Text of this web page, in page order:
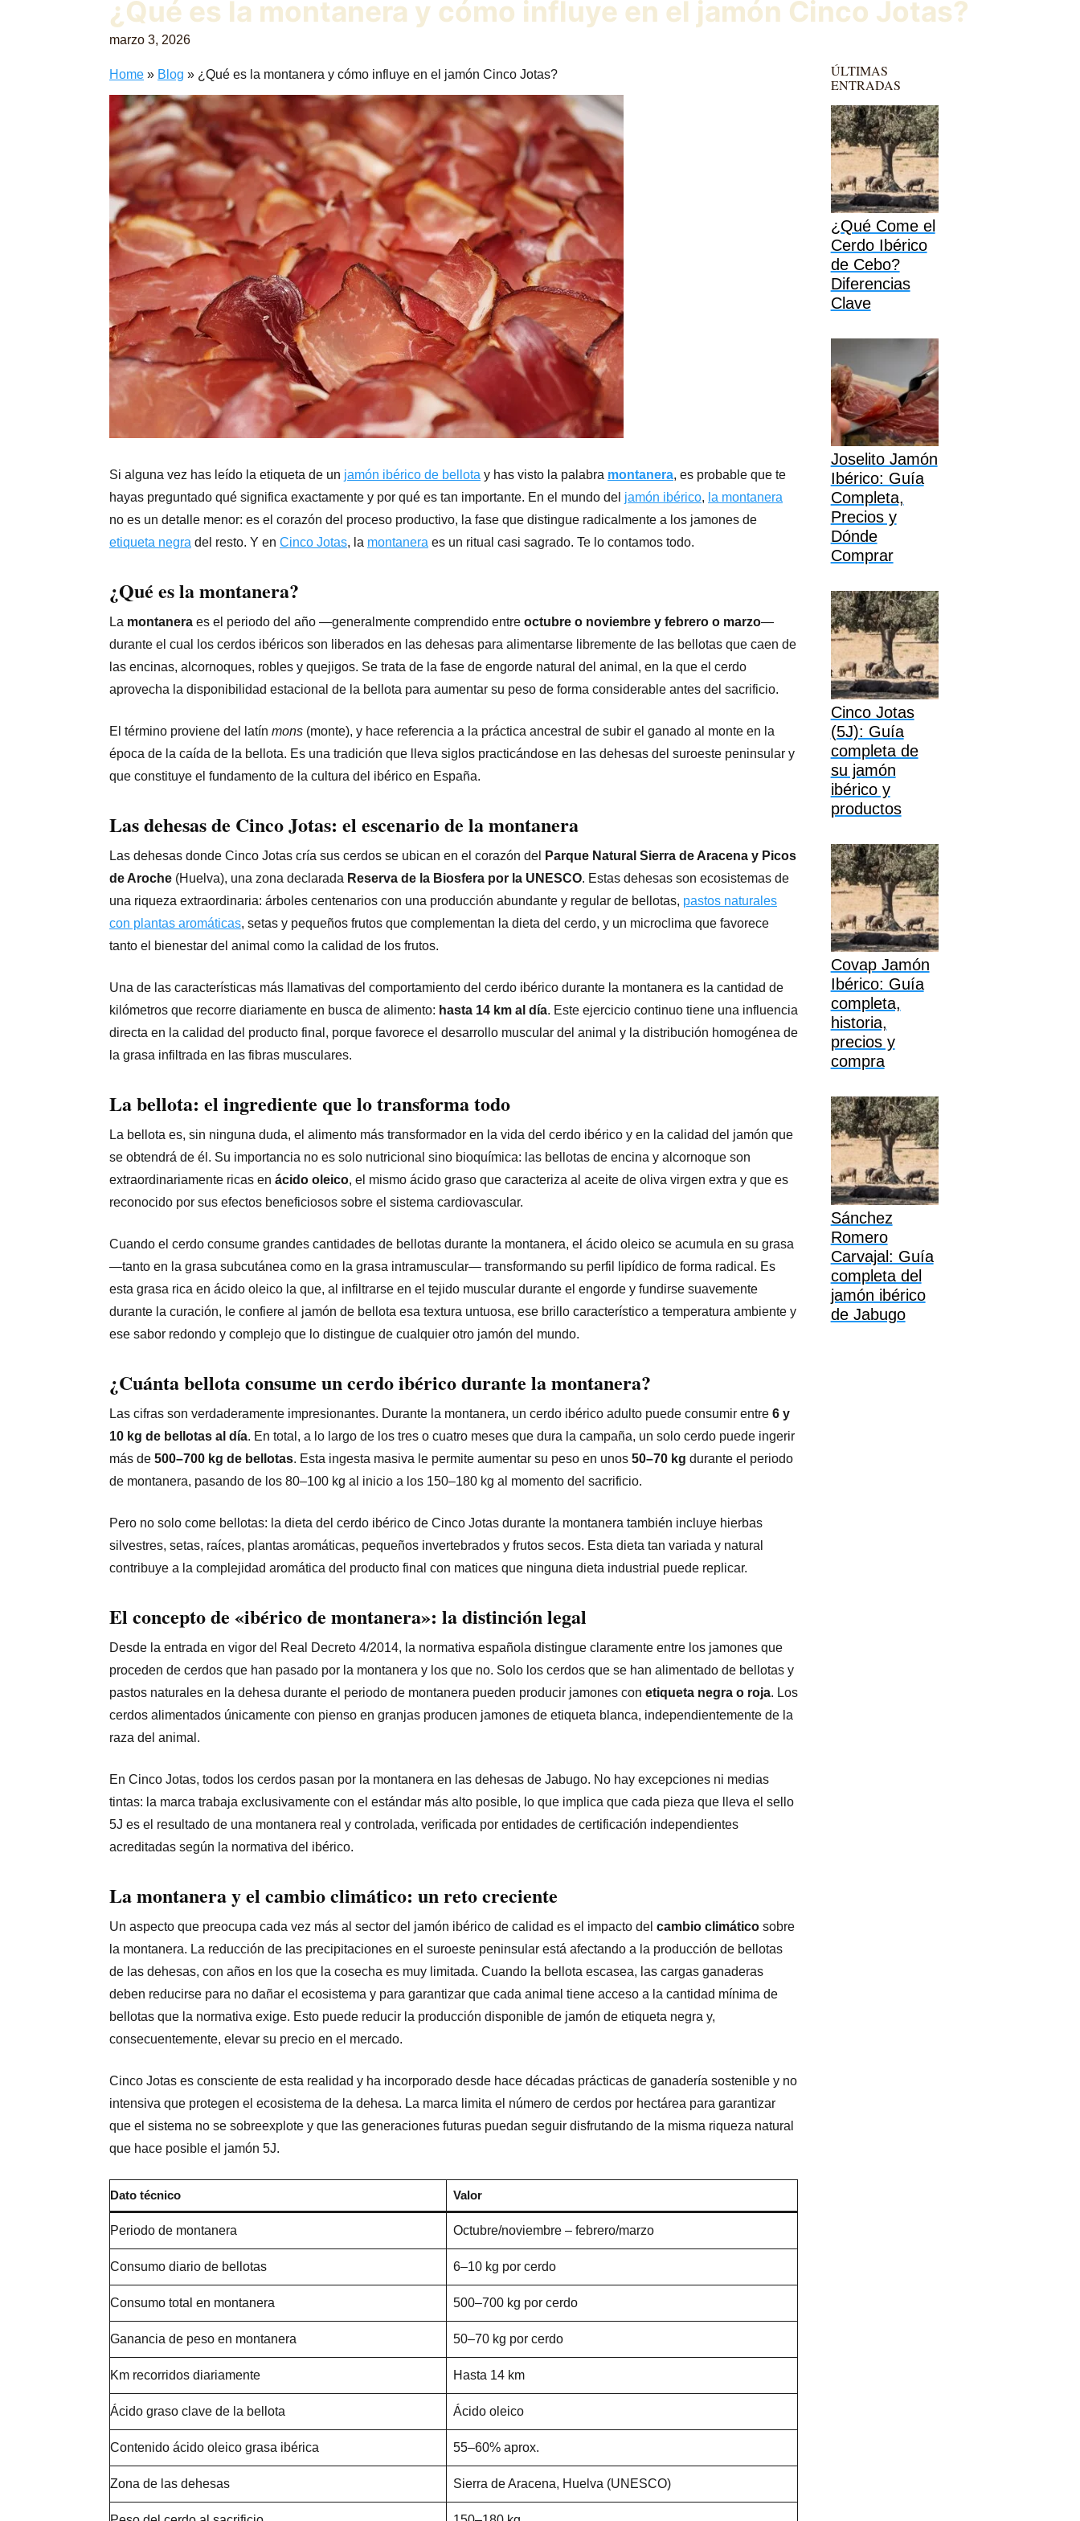
¿Qué es la montanera y cómo influye en el jamón Cinco Jotas?
marzo 3, 2026
Home » Blog » ¿Qué es la montanera y cómo influye en el jamón Cinco Jotas?
Si alguna vez has leído la etiqueta de un jamón ibérico de bellota y has visto la palabra montanera, es probable que te
hayas preguntado qué significa exactamente y por qué es tan importante. En el mundo del jamón ibérico, la montanera
no es un detalle menor: es el corazón del proceso productivo, la fase que distingue radicalmente a los jamones de
etiqueta negra del resto. Y en Cinco Jotas, la montanera es un ritual casi sagrado. Te lo contamos todo.
¿Qué es la montanera?
La montanera es el periodo del año —generalmente comprendido entre octubre o noviembre y febrero o marzo—
durante el cual los cerdos ibéricos son liberados en las dehesas para alimentarse libremente de las bellotas que caen de
las encinas, alcornoques, robles y quejigos. Se trata de la fase de engorde natural del animal, en la que el cerdo
aprovecha la disponibilidad estacional de la bellota para aumentar su peso de forma considerable antes del sacrificio.
El término proviene del latín mons (monte), y hace referencia a la práctica ancestral de subir el ganado al monte en la
época de la caída de la bellota. Es una tradición que lleva siglos practicándose en las dehesas del suroeste peninsular y
que constituye el fundamento de la cultura del ibérico en España.
Lasdehesas de Cinco Jotas: el escenario de la montanera
Las dehesas donde Cinco Jotas cría sus cerdos se ubican en el corazón del
Parque Natural Sierra de Aracena y Picos
de Aroche (Huelva), una zona declarada Reserva de la Biosfera por la UNESCO. Estas dehesas son ecosistemas de
una riqueza extraordinaria: árboles centenarios con una producción abundante y regular de bellotas, pastos naturales
con plantas aromáticas, setas y pequeños frutos que complementan la dieta del cerdo, y un microclima que favorece
tanto el bienestar del animal como la calidad de los frutos.
Una de las características más llamativas del comportamiento del cerdo ibérico durante la montanera es la cantidad de
kilómetros que recorre diariamente en busca de alimento: hasta 14 km al día. Este ejercicio continuo tiene una influencia
directa en la calidad del producto final, porque favorece el desarrollo muscular del animal y la distribución homogénea de
la grasa infiltrada en las fibras musculares.
La bellota: el ingrediente que lo transforma todo
La bellota es, sin ninguna duda, el alimento más transformador en la vida del cerdo ibérico y en la calidad del jamón que
se obtendrá de él. Su importancia no es solo nutricional sino bioquímica: las bellotas de encina y alcornoque son
extraordinariamente ricas en ácido oleico, el mismo ácido graso que caracteriza al aceite de oliva virgen extra y que es
reconocido por sus efectos beneficiosos sobre el sistema cardiovascular.
Cuando el cerdo consume grandes cantidades de bellotas durante la montanera, el ácido oleico se acumula en su grasa
—tanto en la grasa subcutánea como en la grasa intramuscular— transformando su perfil lipídico de forma radical. Es
esta grasa rica en ácido oleico la que, al infiltrarse en el tejido muscular durante el engorde y fundirse suavemente
durante la curación, le confiere al jamón de bellota esa textura untuosa, ese brillo característico a temperatura ambiente y
ese sabor redondo y complejo que lo distingue de cualquier otro jamón del mundo.
¿Cuánta bellota consume un cerdo ibérico durante la montanera?
Las cifras son verdaderamente impresionantes. Durante la montanera, un cerdo ibérico adulto puede consumir entre 6 y
10 kg de bellotas al día. En total, a lo largo de los tres o cuatro meses que dura la campaña, un solo cerdo puede ingerir
más de 500–700 kg de bellotas. Esta ingesta masiva le permite aumentar su peso en unos 50–70 kg durante el periodo
de montanera, pasando de los 80–100 kg al inicio a los 150–180 kg al momento del sacrificio.
Pero no solo come bellotas: la dieta del cerdo ibérico de Cinco Jotas durante la montanera también incluye hierbas
silvestres, setas, raíces, plantas aromáticas, pequeños invertebrados y frutos secos. Esta dieta tan variada y natural
contribuye a la complejidad aromática del producto final con matices que ninguna dieta industrial puede replicar.
El concepto de «ibérico de montanera»: la distinción legal
Desde la entrada en vigor del Real Decreto 4/2014, la normativa española distingue claramente entre los jamones que
proceden de cerdos que han pasado por la montanera y los que no. Solo los cerdos que se han alimentado de bellotas y
pastos naturales en la dehesa durante el periodo de montanera pueden producir jamones con etiqueta negra o roja. Los
cerdos alimentados únicamente con pienso en granjas producen jamones de etiqueta blanca, independientemente de la
raza del animal.
En Cinco Jotas, todos los cerdos pasan por la montanera en las dehesas de Jabugo. No hay excepciones ni medias
tintas: la marca trabaja exclusivamente con el estándar más alto posible, lo que implica que cada pieza que lleva el sello
5J es el resultado de una montanera real y controlada, verificada por entidades de certificación independientes
acreditadas según la normativa del ibérico.
La montanera y el cambio climático: un reto creciente
Un aspecto que preocupa cada vez más al sector del jamón ibérico de calidad es el impacto del cambio climático sobre
la montanera. La reducción de las precipitaciones en el suroeste peninsular está afectando a la producción de bellotas
de las dehesas, con años en los que la cosecha es muy limitada. Cuando la bellota escasea, las cargas ganaderas
deben reducirse para no dañar el ecosistema y para garantizar que cada animal tiene acceso a la cantidad mínima de
bellotas que la normativa exige. Esto puede reducir la producción disponible de jamón de etiqueta negra y,
consecuentemente, elevar su precio en el mercado.
Cinco Jotas es consciente de esta realidad y ha incorporado desde hace décadas prácticas de ganadería sostenible y no
intensiva que protegen el ecosistema de la dehesa. La marca limita el número de cerdos por hectárea para garantizar
que el sistema no se sobreexplote y que las generaciones futuras puedan seguir disfrutando de la misma riqueza natural
que hace posible el jamón 5J.
Dato técnico Valor
Periodo de montanera Octubre/noviembre – febrero/marzo
Consumo diario de bellotas 6–10 kg por cerdo
Consumo total en montanera 500–700 kg por cerdo
Ganancia de peso en montanera 50–70 kg por cerdo
Km recorridos diariamente Hasta 14 km
Ácido graso clave de la bellota Ácido oleico
Contenido ácido oleico grasa ibérica 55–60% aprox.
Zona de las dehesas Sierra de Aracena, Huelva (UNESCO)
ÚLTIMAS
ENTRADAS
¿Qué Come el
Cerdo Ibérico
de Cebo?
Diferencias
Clave
Joselito Jamón
Ibérico: Guía
Completa,
Precios y
Dónde
Comprar
Cinco Jotas
(5J): Guía
completa de
su jamón
ibérico y
productos
Covap Jamón
Ibérico: Guía
completa,
historia,
precios y
compra
Sánchez
Romero
Carvajal: Guía
completa del
jamón ibérico
de Jabugo